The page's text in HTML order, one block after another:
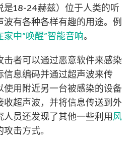
是18-24赫兹）位于人类的听
有各种各样有趣的用途。例
家中”唤醒”智能音响。
击者可以通过恶意软件来感染
信息编码并通过超声波来传
使用附近另一台被感染的设备
收超声波，并将信息传送到外
人员还发现了其他一些利用风
击方式。